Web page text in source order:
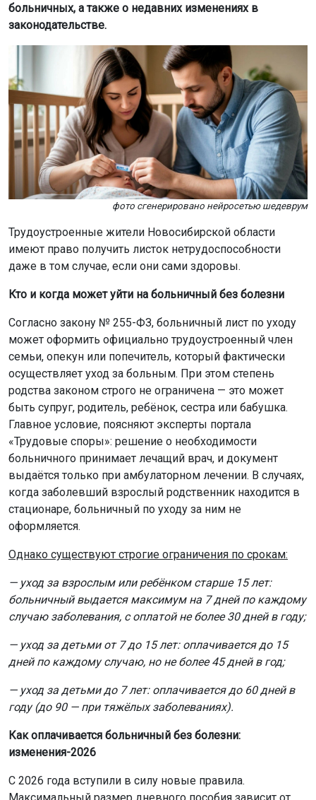
больничных, а также о недавних изменениях в
законодательстве.
фото сгенерировано нейросетью шедеврум
Трудоустроенные жители Новосибирской области
имеют право получить листок нетрудоспособности
даже в том случае, если они сами здоровы.
Кто и когда может уйти на больничный без болезни
Согласно закону № 255-ФЗ, больничный лист по уходу
может оформить официально трудоустроенный член
семьи, опекун или попечитель, который фактически
осуществляет уход за больным. При этом степень
родства законом строго не ограничена — это может
быть супруг, родитель, ребёнок, сестра или бабушка.
Главное условие, поясняют эксперты портала
«Трудовые споры»: решение о необходимости
больничного принимает лечащий врач, и документ
выдаётся только при амбулаторном лечении. В случаях,
когда заболевший взрослый родственник находится в
стационаре, больничный по уходу за ним не
оформляется.
Однако существуют строгие ограничения по срокам:
— уход за взрослым или ребёнком старше 15 лет:
больничный выдается максимум на 7 дней по каждому
случаю заболевания, с оплатой не более 30 дней в году;
— уход за детьми от 7 до 15 лет: оплачивается до 15
дней по каждому случаю, но не более 45 дней в год;
— уход за детьми до 7 лет: оплачивается до 60 дней в
году (до 90 — при тяжёлых заболеваниях).
Как оплачивается больничный без болезни:
изменения-2026
С 2026 года вступили в силу новые правила.